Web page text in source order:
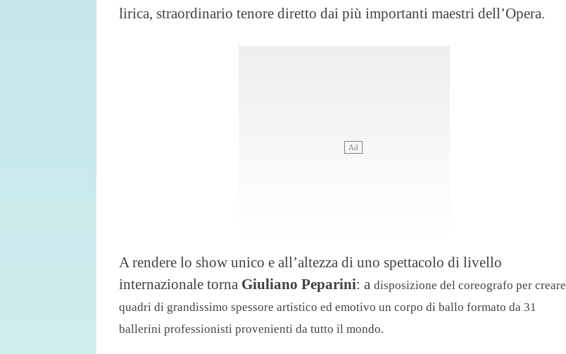
lirica, straordinario tenore diretto dai più importanti maestri dell’Opera.
A rendere lo show unico e all’altezza di uno spettacolo di livello
internazionale torna Giuliano Peparini: a disposizione del coreografo per creare
quadri di grandissimo spessore artistico ed emotivo un corpo di ballo formato da 31
ballerini professionisti provenienti da tutto il mondo.